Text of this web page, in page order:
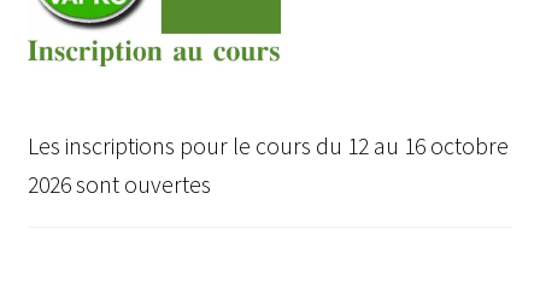
le
menu
Inscription au Cours VAPKO
Les inscriptions pour le cours du 12 au 16 octobre
2026 sont ouvertes